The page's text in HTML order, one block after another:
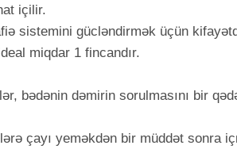
içilir.
sistemini gücləndirmək üçün
miqdar 1 fincandır.
bədənin dəmirin sorulmasını bir
çayı yeməkdən bir müddət sonra